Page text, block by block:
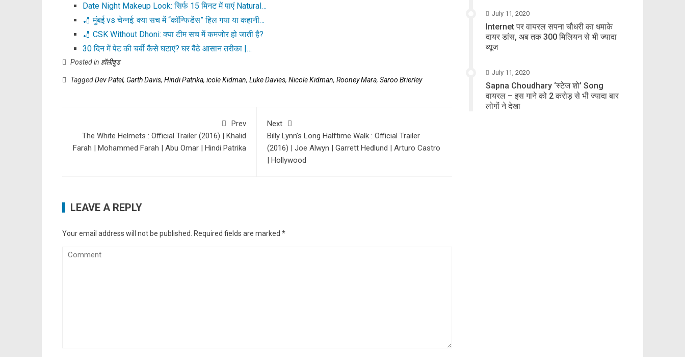
Date Night Makeup Look: सिर्फ 15 मिनट में पाएं Natural…
🏏 मुंबई vs चेन्नई: क्या सच में “कॉन्फिडेंस” हिल गया या कहानी…
🏏 CSK Without Dhoni: क्या टीम सच में कमजोर हो जाती है?
30 दिन में पेट की चर्बी कैसे घटाएं? घर बैठे आसान तरीका |…
Posted in हॉलीवुड
TaggedDev Patel, Garth Davis, Hindi Patrika, icole Kidman, Luke Davies, Nicole Kidman, Rooney Mara, Saroo Brierley
Prev
The White Helmets : Official Trailer (2016) | Khalid
Farah | Mohammed Farah | Abu Omar | Hindi Patrika
Next
Billy Lynn’s Long Halftime Walk : Official Trailer
(2016) | Joe Alwyn | Garrett Hedlund | Arturo Castro
| Hollywood
LEAVE A REPLY
Your email address will not be published. Required fields are marked *
July 11, 2020
Internet पर वायरल सपना चौधरी का धमाके
दायर डांस, अब तक 300 मिलियन से भी ज्यादा
व्यूज
July 11, 2020
Sapna Choudhary ‘स्टेज शो’ Song
वायरल – इस गाने को 2 करोड़ से भी ज्यादा बार
लोगों ने देखा